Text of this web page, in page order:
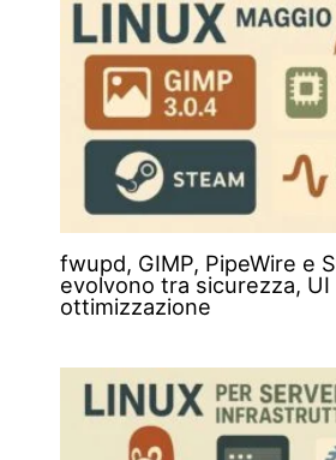
fwupd, GIMP, PipeWire e
evolvono tra sicurezza, UI
ottimizzazione